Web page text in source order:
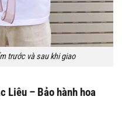
trước và sau khi giao
Liêu – Bảo hành hoa